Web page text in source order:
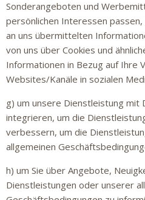
Sonderangeboten und
persönlichen Interessen
an uns übermittelten
von uns über Cookies und
Informationen in Bezug auf Ihre
Websites/Kanäle in sozialen
g) um unsere Dienstleistung
integrieren, um die
verbessern, um die
allgemeinen
h) um Sie über Angebote,
Dienstleistungen oder unserer